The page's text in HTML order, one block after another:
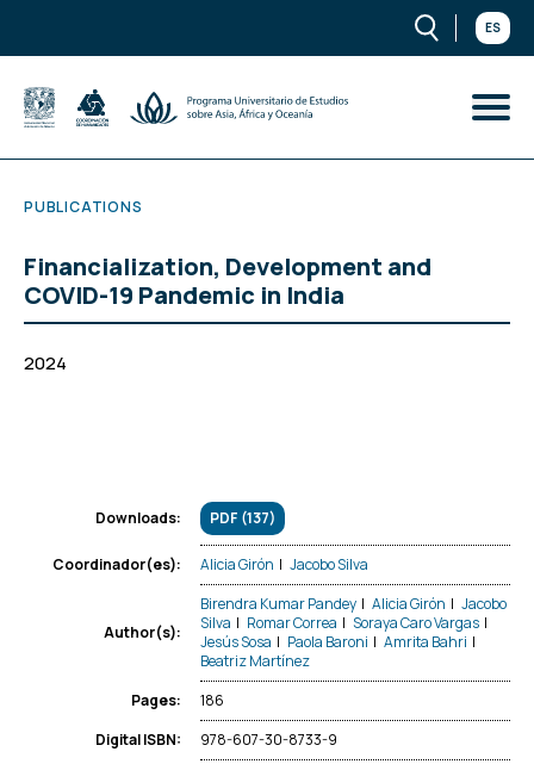
ES
PUBLICATIONS
Financialization, Development and
COVID-19 Pandemic in India
2024
Downloads: PDF (137)
Coordinador(es): Alicia Girón | Jacobo Silva
Author(s):
Birendra Kumar Pandey| Alicia Girón | Jacobo
Silva | Romar Correa | Soraya Caro Vargas|
Jesús Sosa | Paola Baroni | Amrita Bahri |
Beatriz Martínez
Pages:
186
Digital ISBN:
978-607-30-8733-9